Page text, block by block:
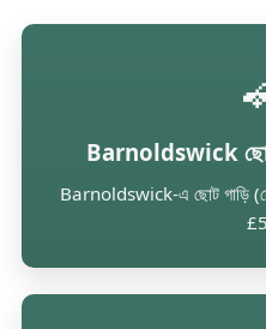
Barnoldswick
Barnoldswick-এ ছোট গাড়ি